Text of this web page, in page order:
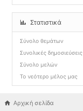
Στατιστικά
Σύνολο θεμάτων
Συνολικές δημοσιεύσεις
Σύνολο μελών
Το νεότερο μέλος μας
Αρχική σελίδα